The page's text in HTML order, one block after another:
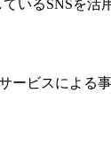
いるSNSを活
ービスによる